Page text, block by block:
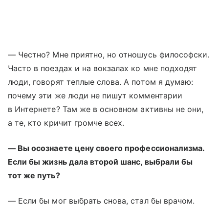
— Честно? Мне приятно, но отношусь философски.
Часто в поездах и на вокзалах ко мне подходят
люди, говорят теплые слова. А потом я думаю:
почему эти же люди не пишут комментарии
в Интернете? Там же в основном активны не они,
а те, кто кричит громче всех.
— Вы осознаете цену своего профессионализма.
Если бы жизнь дала второй шанс, выбрали бы
тот же путь?
— Если бы мог выбрать снова, стал бы врачом.